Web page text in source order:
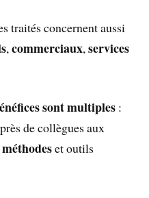
traités concernent aussi
,commerciaux, services
sont multiples :
de collègues aux
et outils